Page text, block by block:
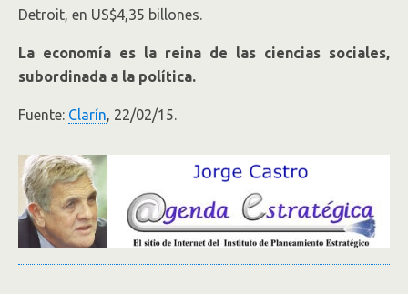
Detroit, en US$4,35 billones.
La economía es la reina de las ciencias sociales,
subordinada a la política.
Fuente: Clarín, 22/02/15.